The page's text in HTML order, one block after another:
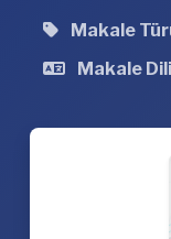
Makale
Makale